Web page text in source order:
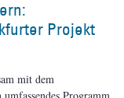
Projekt
mit dem